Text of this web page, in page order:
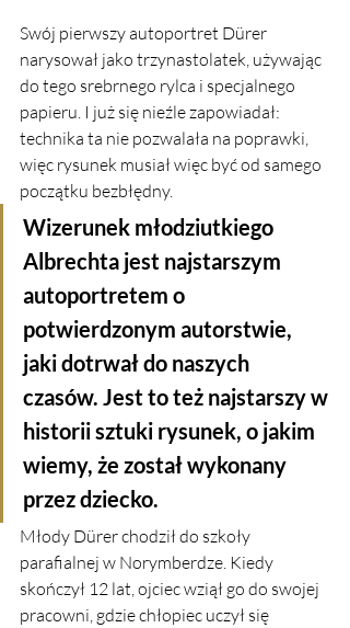
Swój pierwszy autoportret Dürer
narysował jako trzynastolatek, używając
do tego srebrnego rylca i specjalnego
papieru. I już się nieźle zapowiadał:
technika ta nie pozwalała na poprawki,
więc rysunek musiał więc być od samego
początku bezbłędny.
Wizerunek młodziutkiego
Albrechta jest najstarszym
autoportretem o
potwierdzonym autorstwie,
jaki dotrwał do naszych
czasów. Jest to też najstarszy w
historii sztuki rysunek, o jakim
wiemy, że został wykonany
przez dziecko.
Młody Dürer chodził do szkoły
parafialnej w Norymberdze. Kiedy
skończył 12 lat, ojciec wziął go do swojej
pracowni, gdzie chłopiec uczył się